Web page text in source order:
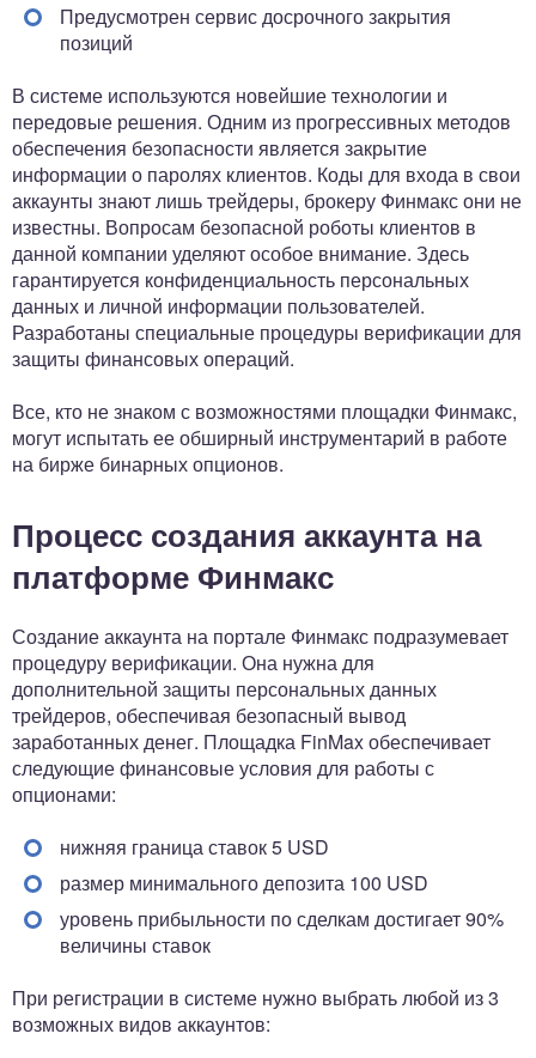
Предусмотрен сервис досрочного закрытия
позиций
В системе используются новейшие технологии и
передовые решения. Одним из прогрессивных методов
обеспечения безопасности является закрытие
информации о паролях клиентов. Коды для входа в свои
аккаунты знают лишь трейдеры, брокеру Финмакс они не
известны. Вопросам безопасной роботы клиентов в
данной компании уделяют особое внимание. Здесь
гарантируется конфиденциальность персональных
данных и личной информации пользователей.
Разработаны специальные процедуры верификации для
защиты финансовых операций.
Все, кто не знаком с возможностями площадки Финмакс,
могут испытать ее обширный инструментарий в работе
на бирже бинарных опционов.
Процесс создания аккаунта на
платформе Финмакс
Создание аккаунта на портале Финмакс подразумевает
процедуру верификации. Она нужна для
дополнительной защиты персональных данных
трейдеров, обеспечивая безопасный вывод
заработанных денег. Площадка FinMax обеспечивает
следующие финансовые условия для работы с
опционами:
нижняя граница ставок 5 USD
размер минимального депозита 100 USD
уровень прибыльности по сделкам достигает 90%
величины ставок
При регистрации в системе нужно выбрать любой из 3
возможных видов аккаунтов: